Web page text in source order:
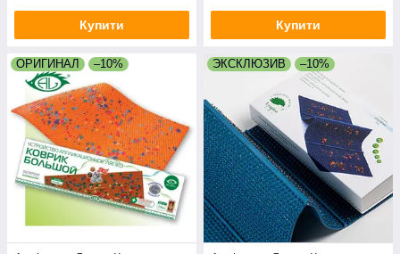
Купити Купити
ОРИГИНАЛ –10% ЭКСКЛЮЗИВ –10%